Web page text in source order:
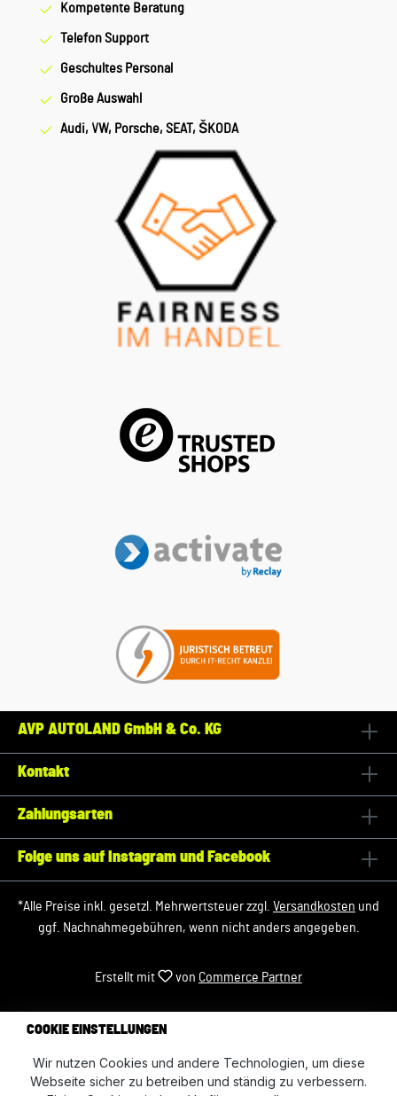
Kompetente Beratung
Telefon Support
Geschultes Personal
Große Auswahl
Audi, VW, Porsche, SEAT, ŠKODA
AVP AUTOLAND GmbH & Co. KG
Kontakt
Zahlungsarten
Folge uns auf Instagram und Facebook
*Alle Preise inkl. gesetzl. Mehrwertsteuer zzgl. Versandkosten und
ggf. Nachnahmegebühren, wenn nicht anders angegeben.
Erstellt mit von Commerce Partner
COOKIE EINSTELLUNGEN
Wir nutzen Cookies und andere Technologien, um diese
Webseite sicher zu betreiben und ständig zu verbessern.